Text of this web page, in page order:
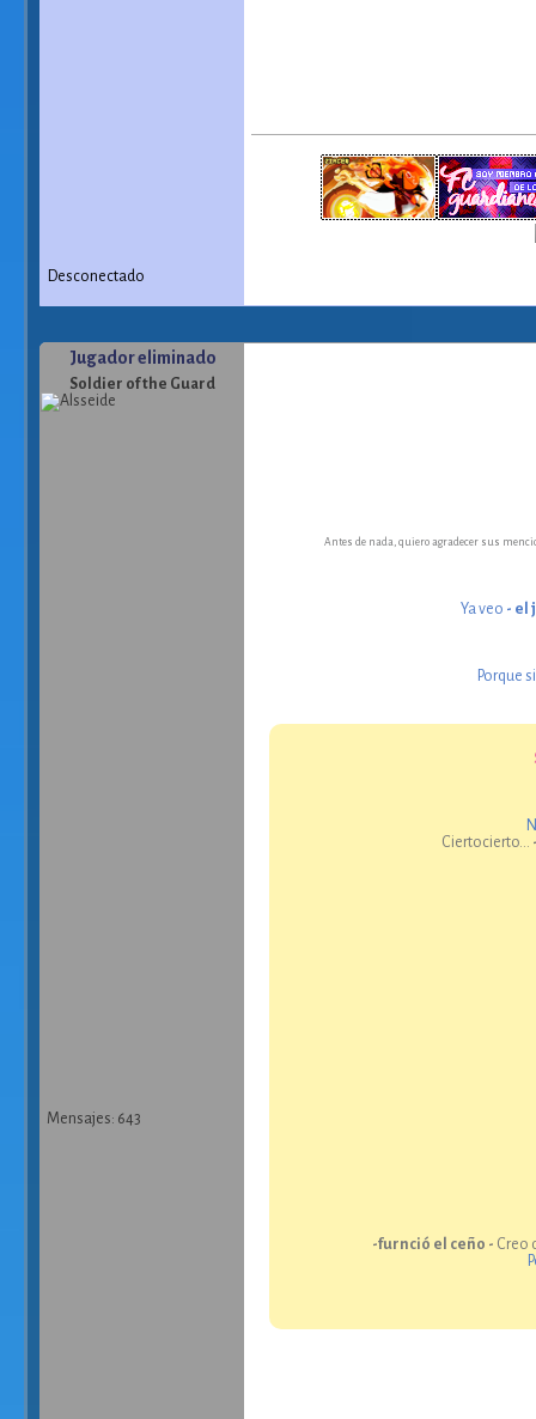
Desconectado
Jugador eliminado
Soldier of the Guard
Mensajes: 643
Antes de nada, quiero agradecer sus
Ya veo - el
Porque
Ciertocierto...
-furnció el ceño - Creo